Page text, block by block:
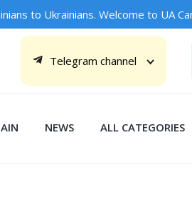
to Ukrainians. Welcome to UA
Telegram channel
NEWS ALL CATEGORIES